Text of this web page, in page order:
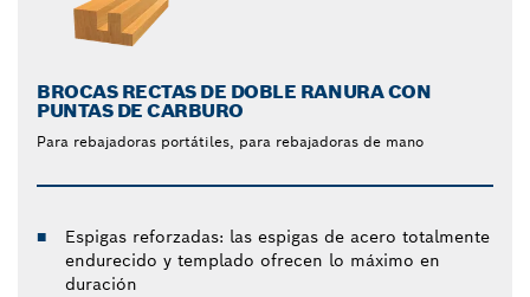
BROCAS RECTAS DE DOBLE RANURA CON
PUNTAS DE CARBURO
Para rebajadoras portátiles, para rebajadoras de mano
Espigas reforzadas: las espigas de acero totalmente
endurecido y templado ofrecen lo máximo en
duración